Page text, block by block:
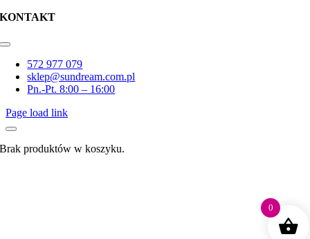
KONTAKT
Toggle
Navigation572 977 079
sklep@sundream.com.pl
Pn.-Pt. 8:00 – 16:00
Page load link
Brak produktów w koszyku.
0